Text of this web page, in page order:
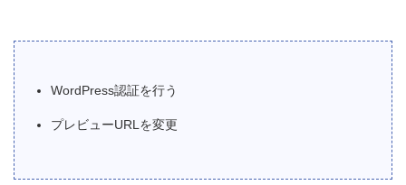
WordPress認証を行う
プレビューURLを変更